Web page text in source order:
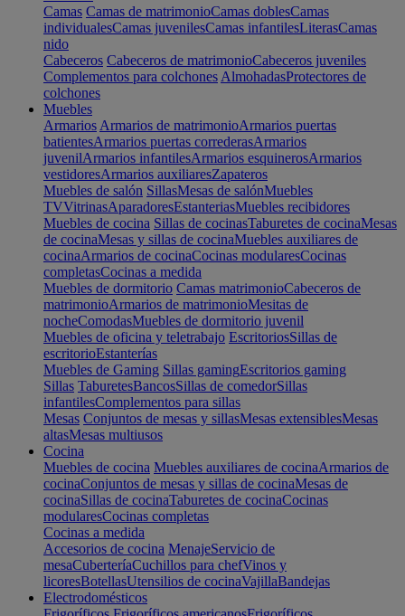
Camas Camas de matrimonioCamas doblesCamas
individualesCamas juvenilesCamas infantilesLiterasCamas
nido
Cabeceros Cabeceros de matrimonioCabeceros juveniles
Complementos para colchones AlmohadasProtectores de
colchones
Muebles
Armarios Armarios de matrimonioArmarios puertas
batientesArmarios puertas correderasArmarios
juvenilArmarios infantilesArmarios esquinerosArmarios
vestidoresArmarios auxiliaresZapateros
Muebles de salón SillasMesas de salónMuebles
TVVitrinasAparadoresEstanteriasMuebles recibidores
Muebles de cocina Sillas de cocinasTaburetes de cocinaMesas
de cocinaMesas y sillas de cocinaMuebles auxiliares de
cocinaArmarios de cocinaCocinas modularesCocinas
completasCocinas a medida
Muebles de dormitorio Camas matrimonioCabeceros de
matrimonioArmarios de matrimonioMesitas de
nocheComodasMuebles de dormitorio juvenil
Muebles de oficina y teletrabajo EscritoriosSillas de
escritorioEstanterías
Muebles de Gaming Sillas gamingEscritorios gaming
Sillas TaburetesBancosSillas de comedorSillas
infantilesComplementos para sillas
Mesas Conjuntos de mesas y sillasMesas extensiblesMesas
altasMesas multiusos
Cocina
Muebles de cocina Muebles auxiliares de cocinaArmarios de
cocinaConjuntos de mesas y sillas de cocinaMesas de
cocinaSillas de cocinaTaburetes de cocinaCocinas
modularesCocinas completas
Cocinas a medida
Accesorios de cocina MenajeServicio de
mesaCuberteríaCuchillos para chefVinos y
licoresBotellasUtensilios de cocinaVajillaBandejas
Electrodomésticos